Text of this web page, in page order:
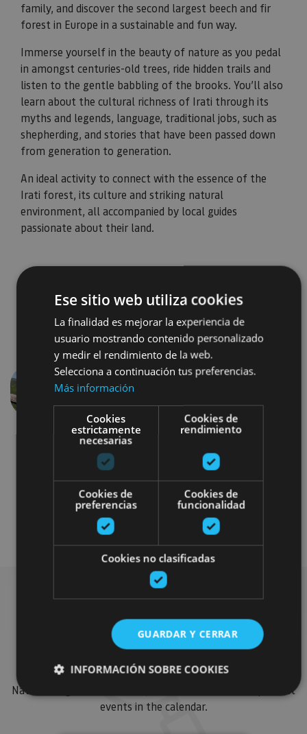
family, and discover the second largest beech and fir
forest in Europe in a sustainable and fun way.
Immerse yourself in the beauty of nature as you pedal
in amongst centuries-old trees, ride hidden trails and
listen to the gentle babbling of the brooks. You’ll also
learn about the cultural richness of Irati through its
myths and legends, language, traditional jobs, such as
shepherding, and stories that have been passed down
from generation to generation.
An ideal activity to connect with the essence of the
Irati forest, its culture and striking natural
environment, all accompanied by local guides
passionate about their land.
Bici Visitas guiadas
Find more plans
Find more plans and suggestions to round off your trip in
Navarre: organised activities, tours and the most important
events in the calendar.
Ese sitio web utiliza cookies
La finalidad es mejorar la experiencia de
usuario mostrando contenido personalizado
y medir el rendimiento de la web.
Selecciona a continuación tus preferencias.
Más información
Cookies
estrictamente
necesarias
Cookies de
rendimiento
Cookies de
preferencias
Cookies de
funcionalidad
Cookies no clasificadas
GUARDAR Y CERRAR
INFORMACIÓN SOBRE COOKIES